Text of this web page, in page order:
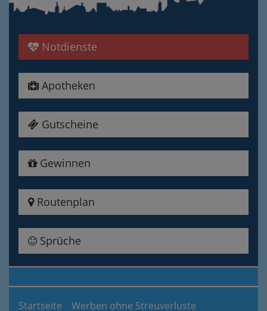
Notdienste
Apotheken
Gutscheine
Gewinnen
Routenplan
Sprüche
Startseite Werben ohne Streuverluste